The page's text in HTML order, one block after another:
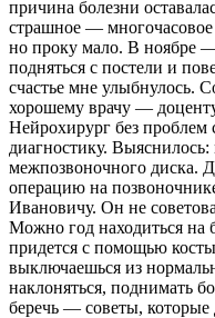
причина болезни
страшное — многочасовое
но проку мало. В ноябре
подняться с постели и
счастье мне улыбнулось.
хорошему врачу —
Нейрохирург без
диагностику. Выяснилось:
межпозвоночного диска.
операцию на
Ивановичу. Он не
Можно год находиться на
придется с помощью
выключаешься из
наклоняться, поднимать
беречь — советы,